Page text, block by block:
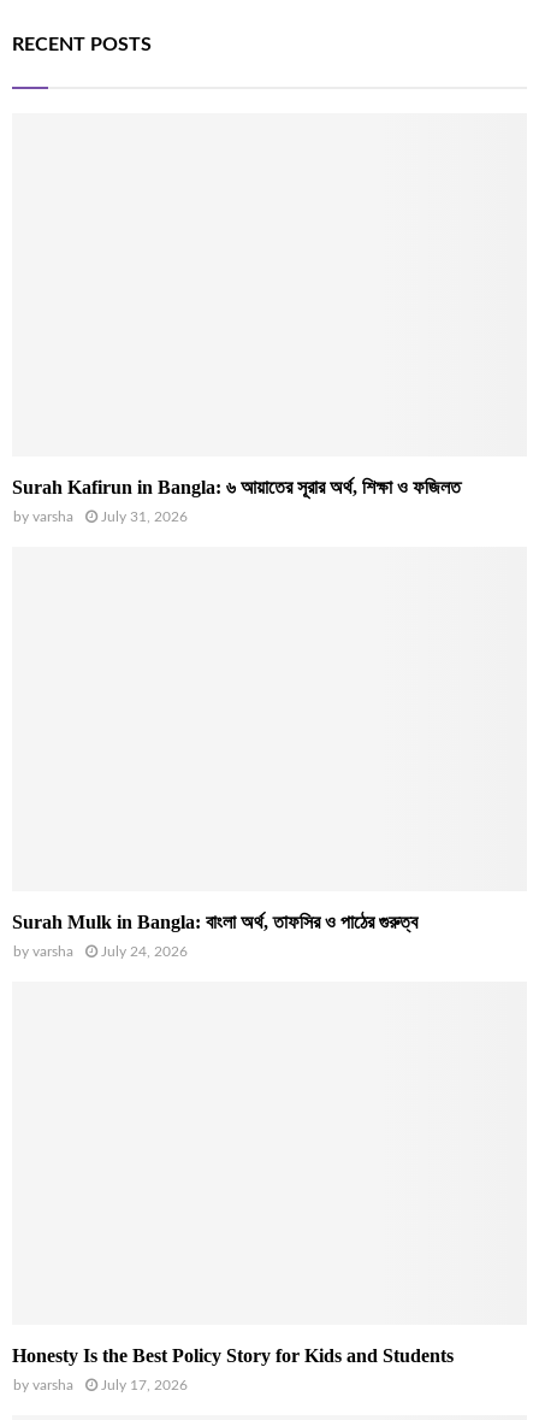
RECENT POSTS
Surah Kafirun in Bangla: ৬ আয়াতের সূরার অর্থ, শিক্ষা ও ফজিলত
by varsha July 31, 2026
Surah Mulk in Bangla: বাংলা অর্থ, তাফসির ও পাঠের গুরুত্ব
by varsha July 24, 2026
Honesty Is the Best Policy Story for Kids and Students
by varsha July 17, 2026